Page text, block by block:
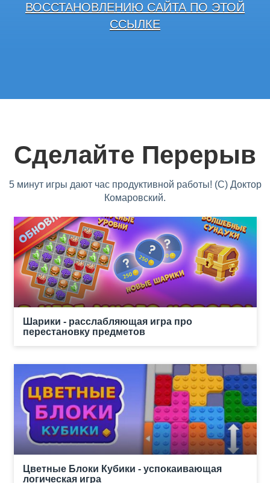
ВОССТАНОВЛЕНИЮ САЙТА ПО ЭТОЙ
ССЫЛКЕ
Сделайте Перерыв
5 минут игры дают час продуктивной работы! (С) Доктор
Комаровский.
Шарики - расслабляющая игра про
перестановку предметов
Цветные Блоки Кубики - успокаивающая
логическая игра